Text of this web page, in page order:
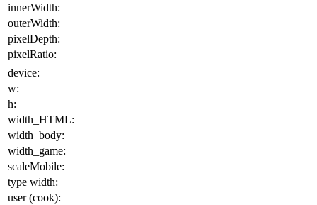
innerWidth:
outerWidth:
pixelDepth:
pixelRatio:
device:
w:
h:
width_HTML:
width_body:
width_game:
scaleMobile:
type width:
user (cook):